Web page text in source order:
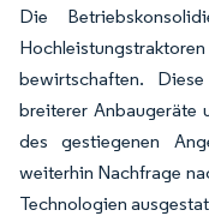
Die
bewirtschaften.
breiterer Anbaugeräte
des gestiegenen
weiterhin Nachfrage
Technologien